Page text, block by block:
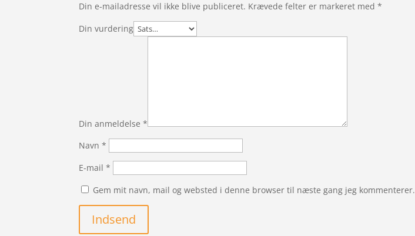
Din e-mailadresse vil ikke blive publiceret. Krævede felter er markeret med*
Din vurdering
Din anmeldelse*
Navn*
E-mail*
Gem mit navn, mail og websted i denne browser til næste gang jeg kommenterer.
Indsend